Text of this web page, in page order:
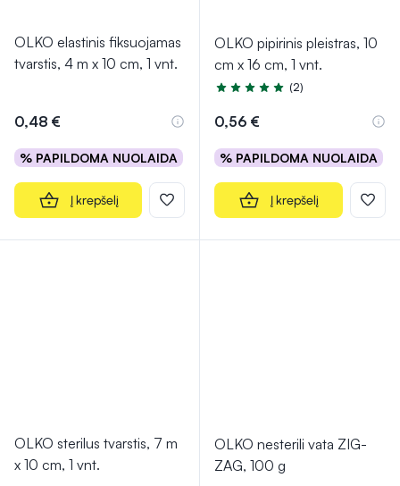
OLKO elastinis fiksuojamas
tvarstis, 4 m x 10 cm, 1 vnt.
0,48 €
% PAPILDOMA NUOLAIDA
Į krepšelį
OLKO pipirinis pleistras, 10
cm x 16 cm, 1 vnt.
Įvertinimas 4.5 iš 5
(2)
0,56 €
% PAPILDOMA NUOLAIDA
Į krepšelį
OLKO sterilus tvarstis, 7 m
x 10 cm, 1 vnt.
OLKO nesterili vata ZIG-
ZAG, 100 g